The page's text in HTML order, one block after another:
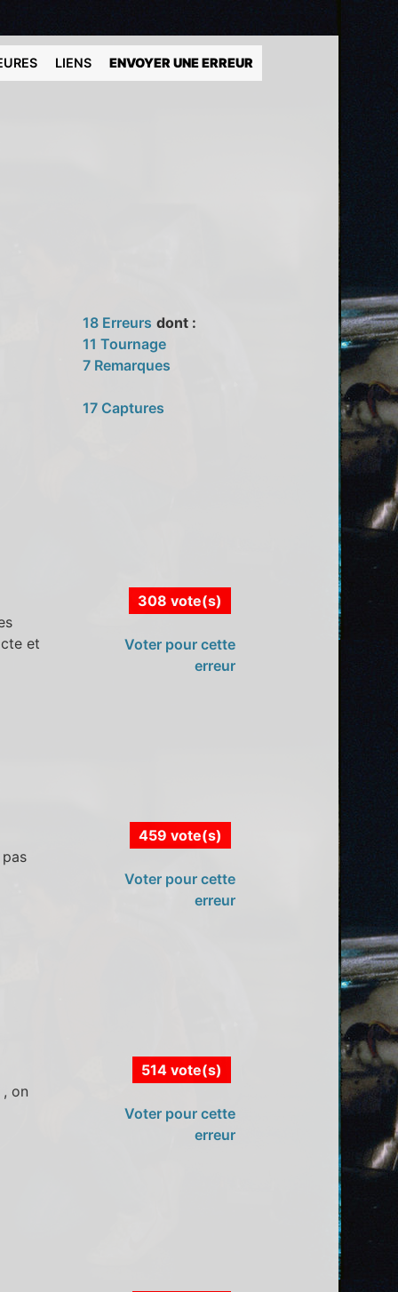
LIENS ENVOYER UNE ERREUR
18 Erreurs dont :
11 Tournage
7 Remarques
17 Captures
et
308 vote(s)
Voter pour cette
erreur
459 vote(s)
Voter pour cette
erreur
on
514 vote(s)
Voter pour cette
erreur